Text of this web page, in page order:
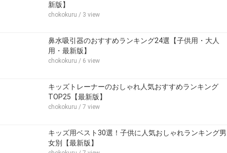
新版】
chokokuru / 3 view
鼻水吸引器のおすすめランキング24選【子供用・大人
用・最新版】
chokokuru / 6 view
キッズトレーナーのおしゃれ人気おすすめランキング
TOP25【最新版】
chokokuru / 7 view
キッズ用ベスト30選！子供に人気おしゃれランキング男
女別【最新版】